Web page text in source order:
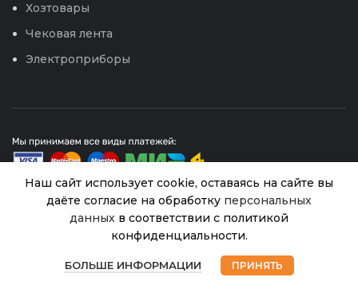
Хозтовары
Чековая лента
Электроприборы
Интернет магазин Успех. ИП Хрипунов Сергей
Александрович
ИНН 420800180243 / ОГРНИП 304420530300327
Все права защищены.Персональные данные.
Наш сайт использует cookie, оставаясь на сайте вы
даёте согласие на обработку персональных
данных в соответствии с политикой
конфиденциальности.
БОЛЬШЕ ИНФОРМАЦИИ ПРИНЯТЬ
Рубин
(ФХИ)
81.00 ₽
наличии
Магазин Избранное Корзина Мой аккаунт